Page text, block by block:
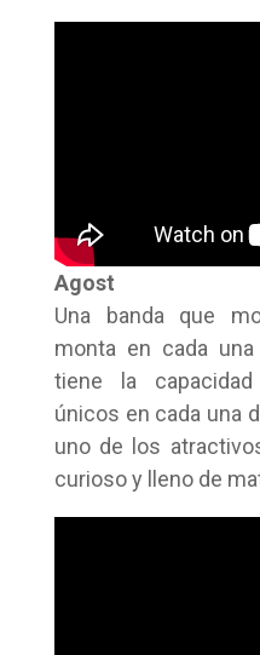
Agost
Una banda que
monta en cada
tiene la
únicos en cada una
uno de los
curioso y lleno de